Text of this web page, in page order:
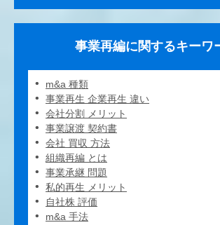
事業再編に関するキーワ
m&a 種類
事業再生 企業再生 違い
会社分割 メリット
事業譲渡 契約書
会社 買収 方法
組織再編 とは
事業承継 問題
私的再生 メリット
自社株 評価
m&a 手法